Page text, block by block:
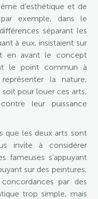
d’esthétique et de
exemple, dans le
séparant les
à eux, insistaient sur
en avant le concept
le point commun à
la nature,
pour louer ces arts,
leur puissance
que les deux arts sont
invite à considérer
fameuses s’appuyant
sur des peintures,
par des
trop simple, mais